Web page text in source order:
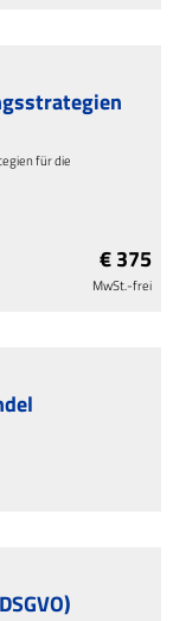
für die
€ 375
MwSt.-frei